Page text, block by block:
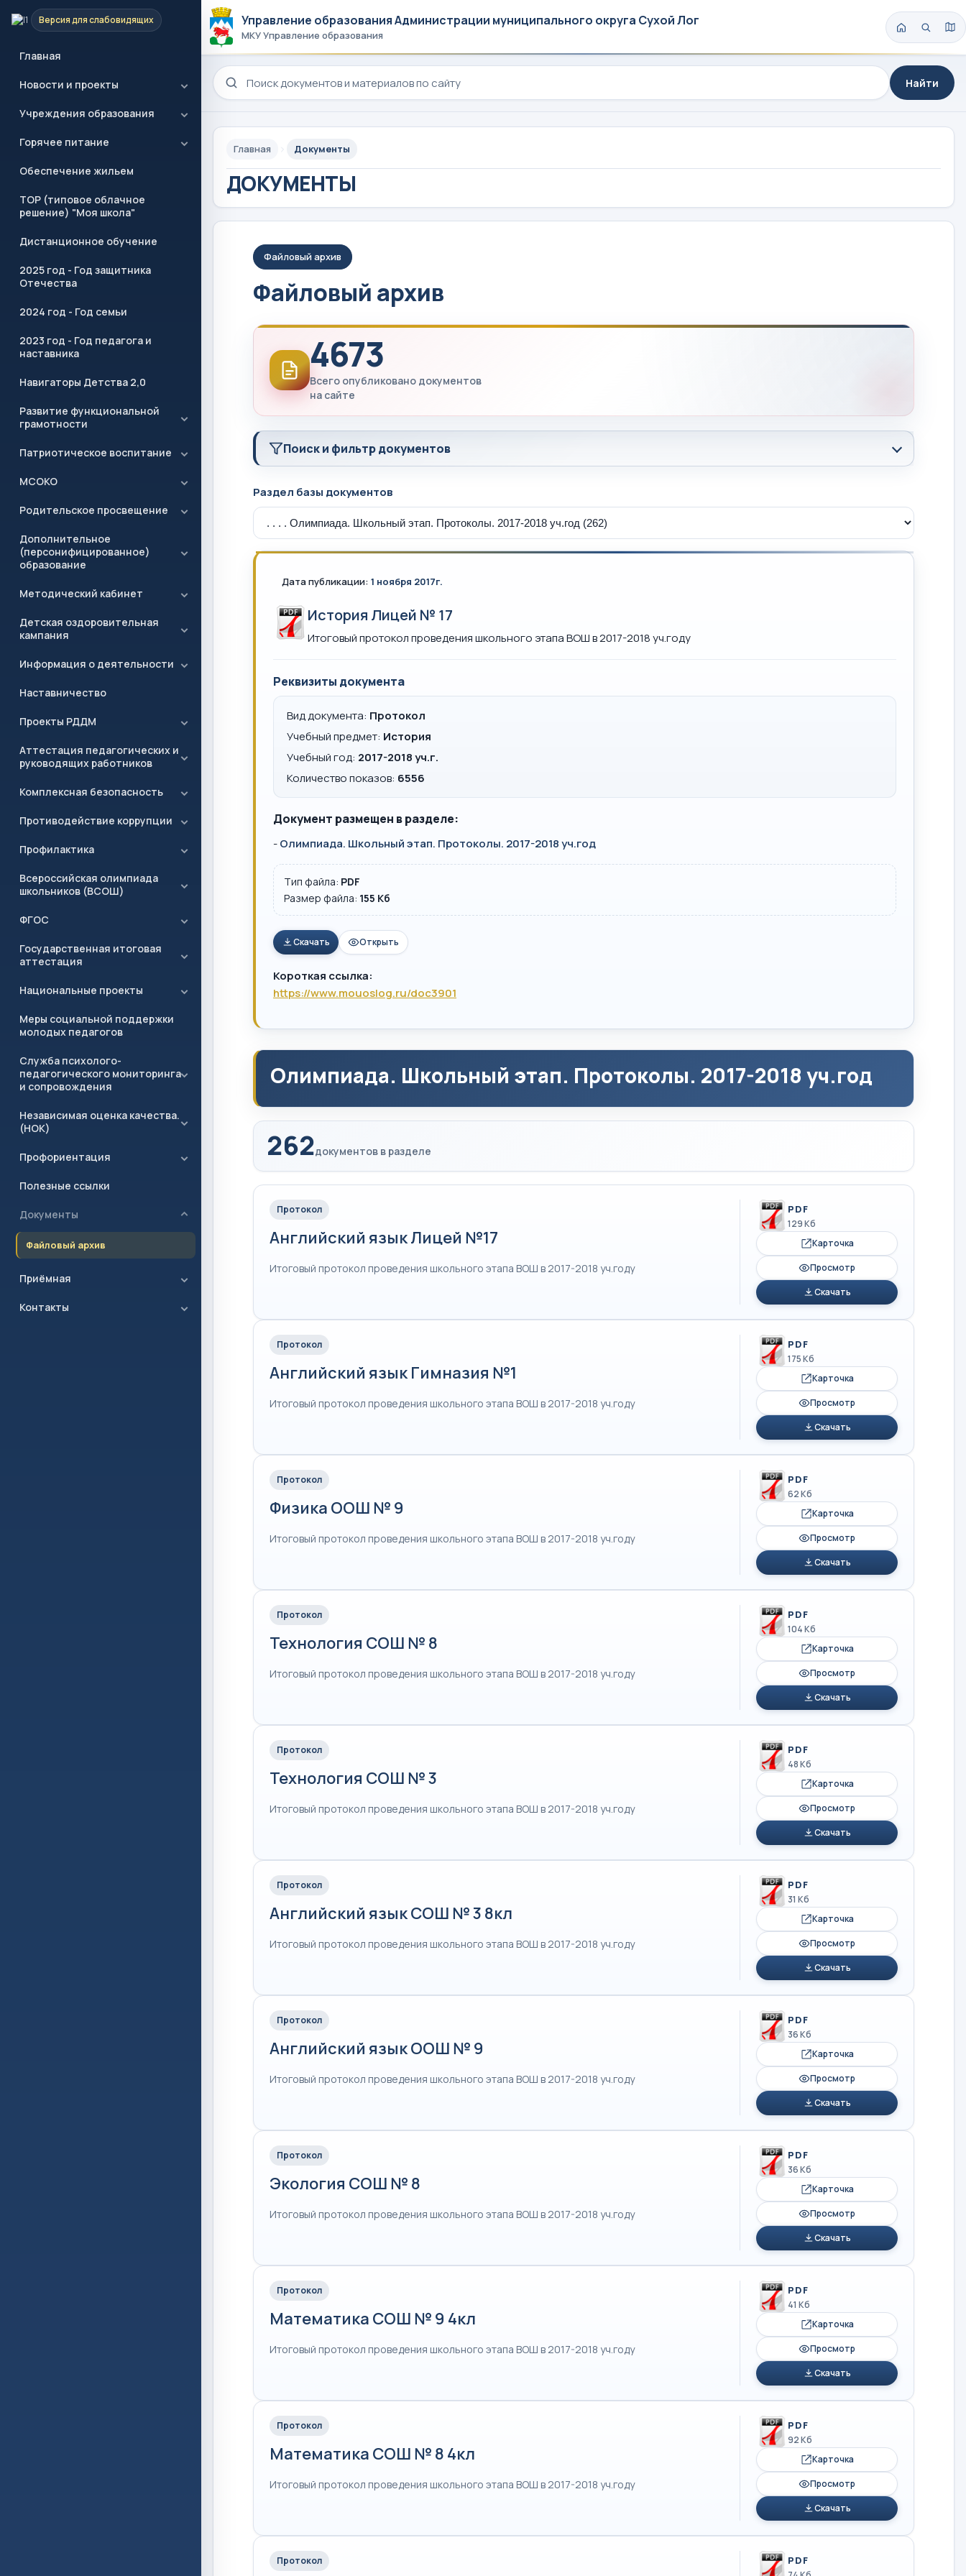
Версия для слабовидящих
Главная
Новости и проекты
Учреждения образования
Горячее питание
Обеспечение жильем
ТОР (типовое облачное
решение) "Моя школа"
Дистанционное обучение
2025 год - Год защитника
Отечества
2024 год - Год семьи
2023 год - Год педагога и
наставника
Навигаторы Детства 2,0
Развитие функциональной
грамотности
Патриотическое воспитание
МСОКО
Родительское просвещение
Дополнительное
(персонифицированное)
образование
Методический кабинет
Детская оздоровительная
кампания
Информация о деятельности
Наставничество
Проекты РДДМ
Аттестация педагогических и
руководящих работников
Комплексная безопасность
Противодействие коррупции
Профилактика
Всероссийская олимпиада
школьников (ВСОШ)
ФГОС
Государственная итоговая
аттестация
Национальные проекты
Меры социальной поддержки
молодых педагогов
Служба психолого-
педагогического мониторинга
и сопровождения
Независимая оценка качества.
(НОК)
Профориентация
Полезные ссылки
Документы
Файловый архив
Приёмная
Контакты
Управление образования Администрации муниципального округа Сухой Лог
МКУ Управление образования
Поиск по сайту
Найти
Главная Документы
ДОКУМЕНТЫ
Файловый архив
Файловый архив
4673
Всего опубликовано документов
на сайте
Поиск и фильтр документов
Раздел базы документов
Дата публикации: 1 ноября 2017г.
История Лицей № 17
Итоговый протокол проведения школьного этапа ВОШ в 2017-2018 уч.году
Реквизиты документа
Вид документа: Протокол
Учебный предмет: История
Учебный год: 2017-2018 уч.г.
Количество показов: 6556
Документ размещен в разделе:
-Олимпиада. Школьный этап. Протоколы. 2017-2018 уч.год
Тип файла: PDF
Размер файла: 155 Кб
Скачать Открыть
Короткая ссылка:
https://www.mouoslog.ru/doc3901
Олимпиада. Школьный этап. Протоколы. 2017-2018 уч.год
262документов в разделе
Протокол
Английский язык Лицей №17
Итоговый протокол проведения школьного этапа ВОШ в 2017-2018 уч.году
PDF
129 Кб
Карточка
Просмотр
Скачать
Протокол
Английский язык Гимназия №1
Итоговый протокол проведения школьного этапа ВОШ в 2017-2018 уч.году
PDF
175 Кб
Карточка
Просмотр
Скачать
Протокол
Физика ООШ № 9
Итоговый протокол проведения школьного этапа ВОШ в 2017-2018 уч.году
PDF
62 Кб
Карточка
Просмотр
Скачать
Протокол
Технология СОШ № 8
Итоговый протокол проведения школьного этапа ВОШ в 2017-2018 уч.году
PDF
104 Кб
Карточка
Просмотр
Скачать
Протокол
Технология СОШ № 3
Итоговый протокол проведения школьного этапа ВОШ в 2017-2018 уч.году
PDF
48 Кб
Карточка
Просмотр
Скачать
Протокол
Английский язык СОШ № 3 8кл
Итоговый протокол проведения школьного этапа ВОШ в 2017-2018 уч.году
PDF
31 Кб
Карточка
Просмотр
Скачать
Протокол
Английский язык ООШ № 9
Итоговый протокол проведения школьного этапа ВОШ в 2017-2018 уч.году
PDF
36 Кб
Карточка
Просмотр
Скачать
Протокол
Экология СОШ № 8
Итоговый протокол проведения школьного этапа ВОШ в 2017-2018 уч.году
PDF
36 Кб
Карточка
Просмотр
Скачать
Протокол
Математика СОШ № 9 4кл
Итоговый протокол проведения школьного этапа ВОШ в 2017-2018 уч.году
PDF
41 Кб
Карточка
Просмотр
Скачать
Протокол
Математика СОШ № 8 4кл
Итоговый протокол проведения школьного этапа ВОШ в 2017-2018 уч.году
PDF
92 Кб
Карточка
Просмотр
Скачать
Протокол PDF